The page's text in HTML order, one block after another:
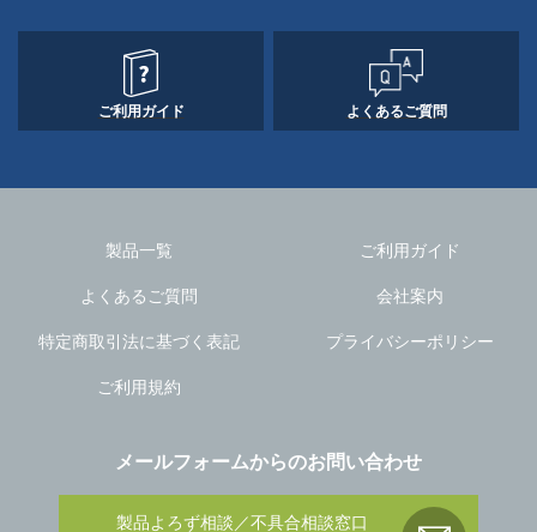
ご利用ガイド よくあるご質問
製品一覧
ご利用ガイド
よくあるご質問
会社案内
特定商取引法に基づく表記
プライバシーポリシー
ご利用規約
メールフォームからのお問い合わせ
製品よろず相談／不具合相談窓口